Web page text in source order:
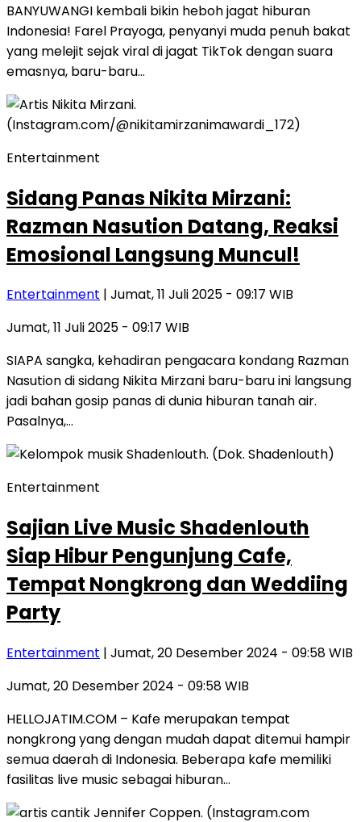
BANYUWANGI kembali bikin heboh jagat hiburan
Indonesia! Farel Prayoga, penyanyi muda penuh bakat
yang melejit sejak viral di jagat TikTok dengan suara
emasnya, baru-baru…
Entertainment
Sidang Panas Nikita Mirzani:
Razman Nasution Datang, Reaksi
Emosional Langsung Muncul!
Entertainment | Jumat, 11 Juli 2025 - 09:17 WIB
Jumat, 11 Juli 2025 - 09:17 WIB
SIAPA sangka, kehadiran pengacara kondang Razman
Nasution di sidang Nikita Mirzani baru-baru ini langsung
jadi bahan gosip panas di dunia hiburan tanah air.
Pasalnya,…
Entertainment
Sajian Live Music Shadenlouth
Siap Hibur Pengunjung Cafe,
Tempat Nongkrong dan Weddiing
Party
Entertainment | Jumat, 20 Desember 2024 - 09:58 WIB
Jumat, 20 Desember 2024 - 09:58 WIB
HELLOJATIM.COM – Kafe merupakan tempat
nongkrong yang dengan mudah dapat ditemui hampir
semua daerah di Indonesia. Beberapa kafe memiliki
fasilitas live music sebagai hiburan…